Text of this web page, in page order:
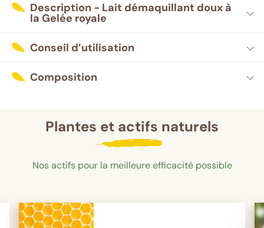
Description - Lait démaquillant doux à
la Gelée royale
Conseil d’utilisation
Composition
Plantes et actifs naturels
Nos actifs pour la meilleure efficacité possible